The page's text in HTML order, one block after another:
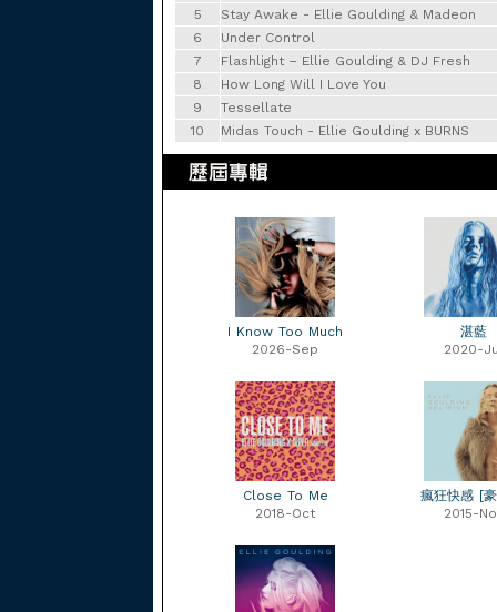
5
Stay Awake - Ellie Goulding & Madeon
6
Under Control
7
Flashlight – Ellie Goulding & DJ Fresh
8
How Long Will I Love You
9
Tessellate
10
Midas Touch - Ellie Goulding x BURNS
I Know Too Much
2026-Sep
湛藍
2020-
Close To Me
2018-Oct
瘋狂快感 [
2015-